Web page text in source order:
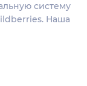
систему
Наша